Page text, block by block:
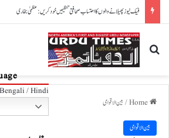
/ Hindi
پاکستان، آذربائیجان تعلقات مزید مضبوط بنانے کے عزم کا اعادہ
Search for
/ بین الاقوامی
بین الاقوامی